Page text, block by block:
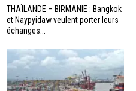
THAÏLANDE – BIRMANIE : Bangkok
et Naypyidaw veulent porter leurs
échanges...